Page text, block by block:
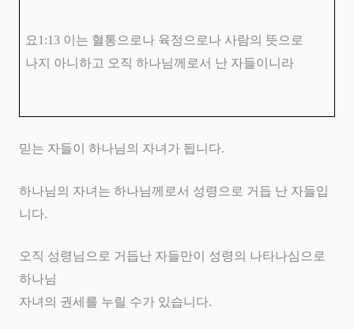
요1:13 이는 혈통으로나 육정으로나 사람의 뜻으로
나지 아니하고 오직 하나님께로서 난 자들이니라
믿는 자들이 하나님의 자녀가 됩니다.
하나님의 자녀는 하나님께로서 성령으로 거듭 난 자들입
니다.
오직 성령님으로 거듭난 자들만이 성령의 나타나심으로
하나님
자녀의 권세를 누릴 수가 있습니다.